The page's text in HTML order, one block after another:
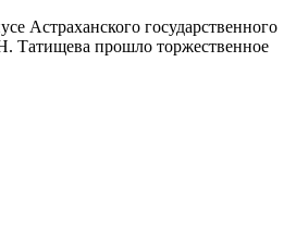
Астраханского государственного
Татищева прошло торжественное